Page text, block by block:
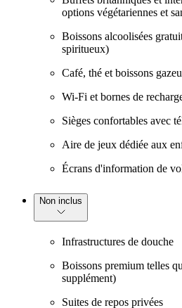
options végétariennes et
Boissons alcoolisées
spiritueux)
Café, thé et boissons
Wi-Fi et bornes de
Sièges confortables avec
Aire de jeux dédiée aux
Écrans d'information de
Non inclus
Infrastructures de douche
Boissons premium telles
supplément)
Suites de repos privées